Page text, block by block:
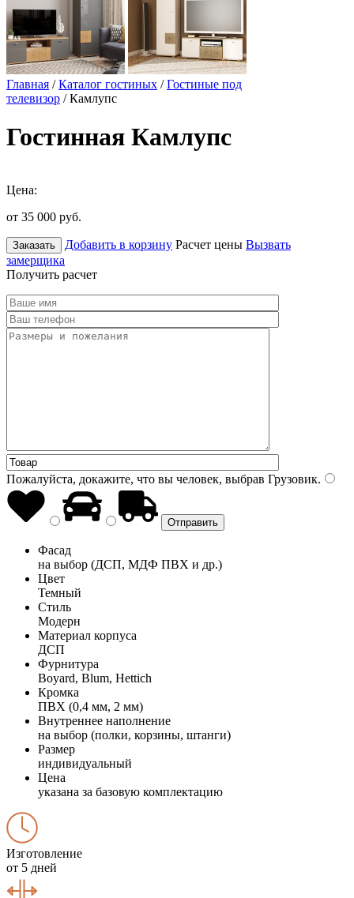
Главная /Каталог гостиных /Гостиные под
телевизор / Камлупс
Гостинная Камлупс
Цена:
от 35 000 руб.
Заказать Добавить в корзину Расчет цены Вызвать
замерщика
Получить расчет
Пожалуйста, докажите, что вы человек, выбрав Грузовик.
Фасад
на выбор (ДСП, МДФ ПВХ и др.)
Цвет
Темный
Стиль
Модерн
Материал корпуса
ДСП
Фурнитура
Boyard, Blum, Hettich
Кромка
ПВХ (0,4 мм, 2 мм)
Внутреннее наполнение
на выбор (полки, корзины, штанги)
Размер
индивидуальный
Цена
указана за базовую комплектацию
Изготовление
от 5 дней